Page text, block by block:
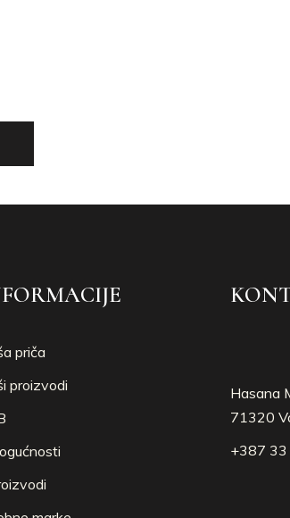
priča
proizvodi
Hasana
71320
+387